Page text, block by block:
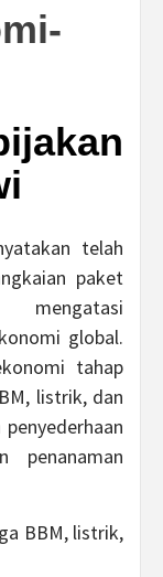
telah
paket
global.
tahap
listrik, dan
penanaman
BBM, listrik,